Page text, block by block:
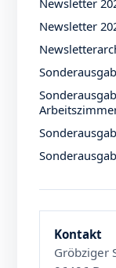
Newsletter
Newsletter
Kontakt
Gröbziger